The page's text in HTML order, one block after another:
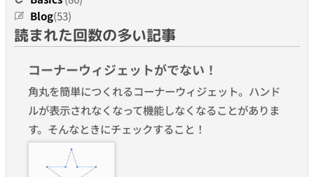
Blog(53)
読まれた回数の多い記事
コーナーウィジェットがでない！
角丸を簡単につくれるコーナーウィジェット。ハンド
ルが表示されなくなって機能しなくなることがありま
す。そんなときにチェックすること！